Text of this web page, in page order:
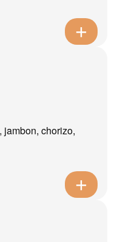
jambon, chorizo,